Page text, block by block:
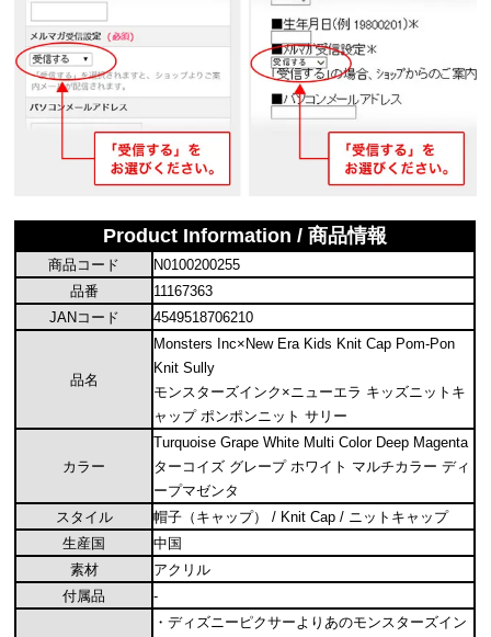
Product Information / 商品情報
商品コード
N0100200255
品番
11167363
JANコード
4549518706210
品名
Monsters Inc×New Era Kids Knit Cap Pom-Pon
Knit Sully
モンスターズインク×ニューエラ キッズニットキ
ャップ ポンポンニット サリー
カラー
Turquoise Grape White Multi Color Deep Magenta
ターコイズ グレープ ホワイト マルチカラー ディ
ープマゼンタ
スタイル
帽子（キャップ） / Knit Cap / ニットキャップ
生産国
中国
素材
アクリル
付属品
-
・ディズニーピクサーよりあのモンスターズイン